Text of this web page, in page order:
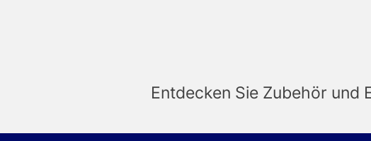
Entdecken Sie Zubehör und